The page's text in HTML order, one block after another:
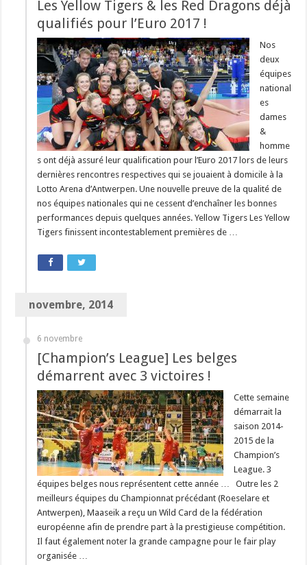
Les Yellow Tigers & les Red Dragons déjà
qualifiés pour l’Euro 2017 !
Nos
deux
équipes
national
es
dames
&
homme
s ont déjà assuré leur qualification pour l’Euro 2017 lors de leurs
dernières rencontres respectives qui se jouaient à domicile à la
Lotto Arena d’Antwerpen. Une nouvelle preuve de la qualité de
nos équipes nationales qui ne cessent d’enchaîner les bonnes
performances depuis quelques années. Yellow Tigers Les Yellow
Tigers finissent incontestablement premières de …
novembre, 2014
6 novembre
[Champion’s League] Les belges
démarrent avec 3 victoires !
Cette semaine
démarrait la
saison 2014-
2015 de la
Champion’s
League. 3
équipes belges nous représentent cette année … Outre les 2
meilleurs équipes du Championnat précédant (Roeselare et
Antwerpen), Maaseik a reçu un Wild Card de la fédération
européenne afin de prendre part à la prestigieuse compétition.
Il faut également noter la grande campagne pour le fair play
organisée …